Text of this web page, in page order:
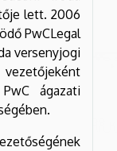
lett. 2006
PwCLegal
versenyjogi
ágazati